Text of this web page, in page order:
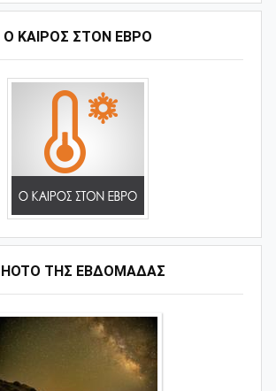
Ο ΚΑΙΡΟΣ ΣΤΟΝ ΕΒΡΟ
ΤΗΣ ΕΒΔΟΜΑΔΑΣ